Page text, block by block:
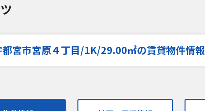
宮市宮原４丁目/1K/29.00㎡の賃貸物件情報